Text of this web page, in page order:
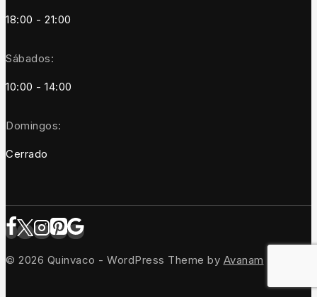
18:00 - 21:00
Sábados:
10:00 - 14:00
Domingos:
Cerrado
© 2026 Quinvaco - WordPress Theme by Avanam